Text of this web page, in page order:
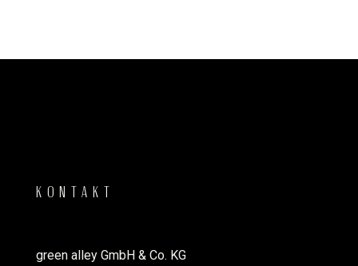
KONTAKT
green alley GmbH & Co. KG